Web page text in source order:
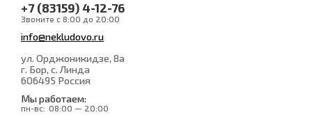
+7 (83159) 4-12-76
Звоните с 8:00 до 20:00
info@nekludovo.ru
ул. Орджоникидзе, 8а
г. Бор, с. Линда
606495 Россия
Мы работаем:
пн-вс: 08:00 — 20:00